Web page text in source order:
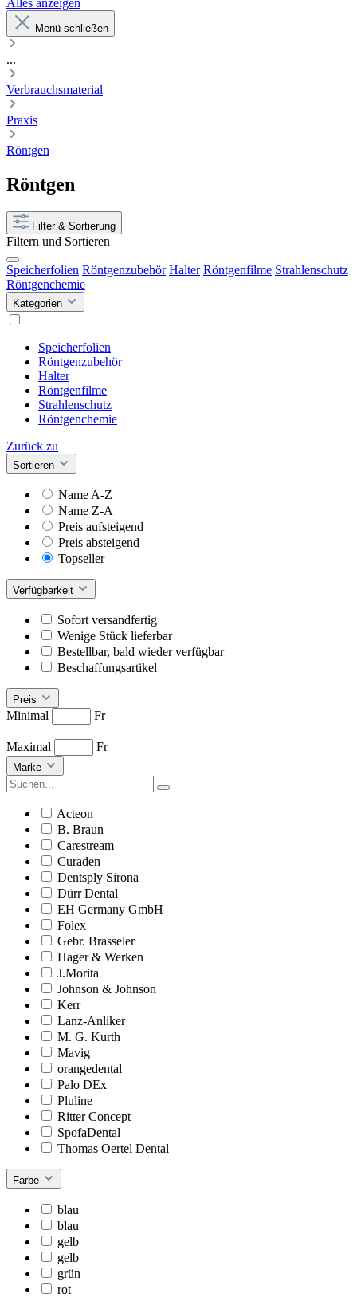
Alles anzeigen
Menü schließen
...
Verbrauchsmaterial
Praxis
Röntgen
Röntgen
Filter & Sortierung
Filtern und Sortieren
Speicherfolien Röntgenzubehör Halter Röntgenfilme Strahlenschutz
Röntgenchemie
Kategorien
Speicherfolien
Röntgenzubehör
Halter
Röntgenfilme
Strahlenschutz
Röntgenchemie
Zurück zu
Sortieren
Name A-Z
Name Z-A
Preis aufsteigend
Preis absteigend
Topseller
Verfügbarkeit
Sofort versandfertig
Wenige Stück lieferbar
Bestellbar, bald wieder verfügbar
Beschaffungsartikel
Preis
Minimal
Fr
–
Maximal
Fr
Marke
Acteon
B. Braun
Carestream
Curaden
Dentsply Sirona
Dürr Dental
EH Germany GmbH
Folex
Gebr. Brasseler
Hager & Werken
J.Morita
Johnson & Johnson
Kerr
Lanz-Anliker
M. G. Kurth
Mavig
orangedental
Palo DEx
Pluline
Ritter Concept
SpofaDental
Thomas Oertel Dental
Farbe
blau
blau
gelb
gelb
grün
rot